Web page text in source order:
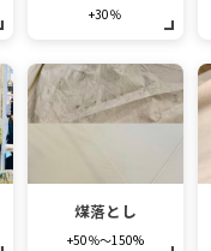
+30％
煤落とし
+50％～150%